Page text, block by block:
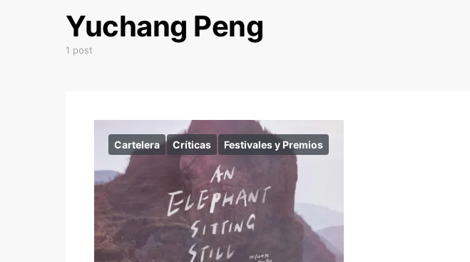
Yuchang Peng
1 post
Cartelera Críticas Festivales y Premios